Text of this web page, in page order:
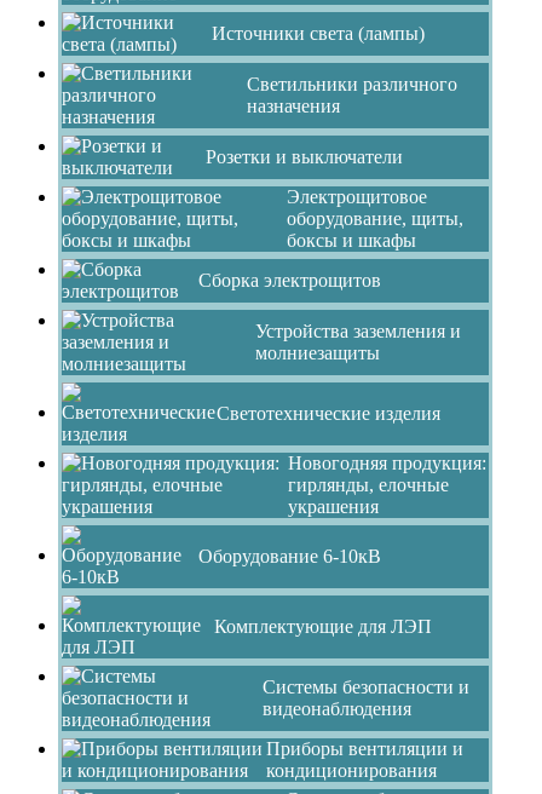
Источники света (лампы)
Светильники различного
назначения
Розетки и выключатели
Электрощитовое
оборудование, щиты,
боксы и шкафы
Сборка электрощитов
Устройства заземления и
молниезащиты
Светотехнические изделия
Новогодняя продукция:
гирлянды, елочные
украшения
Оборудование 6-10кВ
Комплектующие для ЛЭП
Системы безопасности и
видеонаблюдения
Приборы вентиляции и
кондиционирования